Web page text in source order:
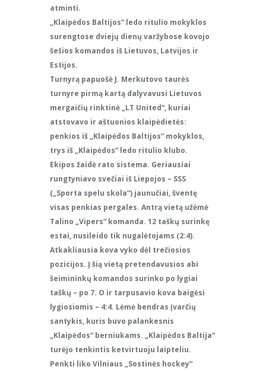
atminti.
„Klaipėdos Baltijos“ ledo ritulio mokyklos
surengtose dviejų dienų varžybose kovojo
šešios komandos iš Lietuvos, Latvijos ir
Estijos.
Turnyrą papuošė J. Merkutovo taurės
turnyre pirmą kartą dalyvavusi Lietuvos
mergaičių rinktinė „LT United“, kuriai
atstovavo ir aštuonios klaipėdietės:
penkios iš „Klaipėdos Baltijos“ mokyklos,
trys iš „Klaipėdos“ ledo ritulio klubo.
Ekipos žaidė rato sistema. Geriausiai
rungtyniavo svečiai iš Liepojos – SSS
(„Sporta spelu skola“) jaunučiai, šventę
visas penkias pergales. Antrą vietą užėmė
Talino „Vipers“ komanda. 12 taškų surinkę
estai, nusileido tik nugalėtojams (2:4).
Atkakliausia kova vyko dėl trečiosios
pozicijos. Į šią vietą pretendavusios abi
šeimininkų komandos surinko po lygiai
taškų – po 7. O ir tarpusavio kova baigėsi
lygiosiomis – 4:4. Lėmė bendras įvarčių
santykis, kuris buvo palankesnis
„Klaipėdos“ berniukams. „Klaipėdos Baltija“
turėjo tenkintis ketvirtuoju laipteliu.
Penkti liko Vilniaus „Sostinės hockey“